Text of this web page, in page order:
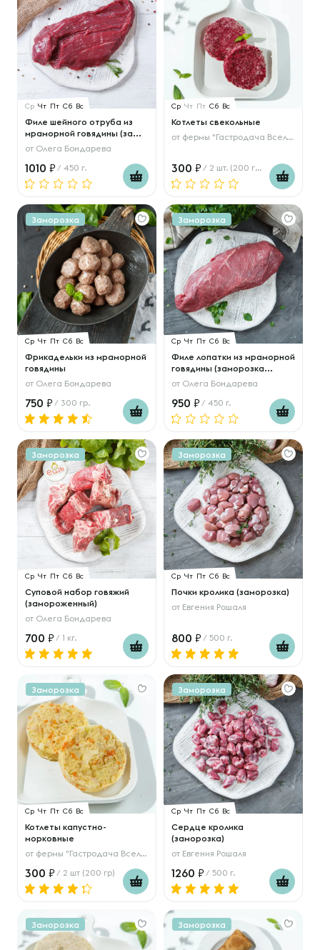
Ср Чт Пт Сб Вс
Филе шейного отруба из
мраморной говядины (за...
от Олега Бондарева
1010 / 450 г.
Ср Чт Пт Сб Вс
Котлеты свекольные
от фермы "Гастродача Вселуг"
300 / 2 шт. (200 гр.)
Заморозка
Ср Чт Пт Сб Вс
Фрикадельки из мраморной
говядины
от Олега Бондарева
750 / 300 гр.
Заморозка
Ср Чт Пт Сб Вс
Филе лопатки из мраморной
говядины (заморозка...
от Олега Бондарева
950 / 450 г.
Заморозка
Ср Чт Пт Сб Вс
Суповой набор говяжий
(замороженный)
от Олега Бондарева
700 / 1 кг.
Заморозка
Ср Чт Пт Сб Вс
Почки кролика (заморозка)
от Евгения Рошаля
800 / 500 г.
Заморозка
Ср Чт Пт Сб Вс
Котлеты капустно-
морковные
от фермы "Гастродача Вселуг"
300 / 2 шт (200 гр)
Заморозка
Ср Чт Пт Сб Вс
Сердце кролика
(заморозка)
от Евгения Рошаля
1260 / 500 г.
Заморозка Заморозка